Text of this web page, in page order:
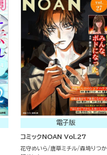
電子版
コミックNOAN Vol.27
花守めいら 唐草ミチル 森埼りつか